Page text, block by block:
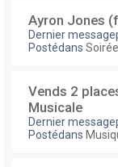
Ayron Jones
Dernier
Postédans
Vends 2
Musicale
Dernier
Postédans